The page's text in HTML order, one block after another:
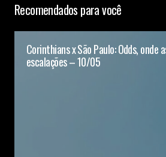
Recomendados para você
Corinthians x São Paulo: Odds, onde
escalações – 10/05